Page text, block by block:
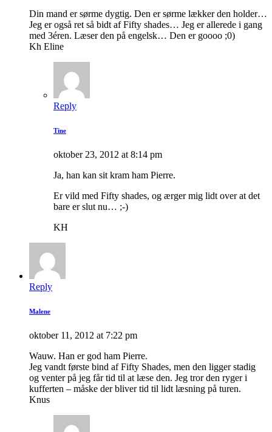
Din mand er sørme dygtig. Den er sørme lækker den holder…
Jeg er også ret så bidt af Fifty shades… Jeg er allerede i gang
med 3éren. Læser den på engelsk… Den er goooo ;0)
Kh Eline
Reply
Tine
oktober 23, 2012 at 8:14 pm
Ja, han kan sit kram ham Pierre.
Er vild med Fifty shades, og ærger mig lidt over at det
bare er slut nu… ;-)
KH
Reply
Malene
oktober 11, 2012 at 7:22 pm
Wauw. Han er god ham Pierre.
Jeg vandt første bind af Fifty Shades, men den ligger stadig
og venter på jeg får tid til at læse den. Jeg tror den ryger i
kufferten – måske der bliver tid til lidt læsning på turen.
Knus